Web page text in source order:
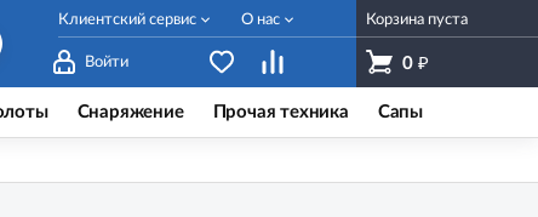
Войти
Корзина пуста
0 ₽
Клиентский сервис О нас
Снаряжение Прочая техника Сапы